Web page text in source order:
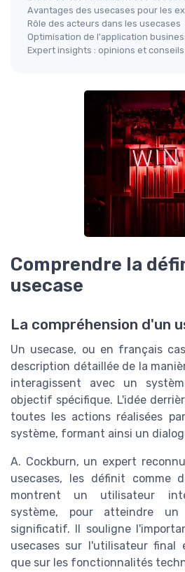
Avantages des usecases pour les
Rôle des acteurs dans les usecases
Optimisation de l'application
Expert insights : opinions et
Comprendre la
usecase
La compréhension d'un
Un usecase, ou en français
description détaillée de la
interagissent avec un
objectif spécifique. L'idée
toutes les actions réalisées
système, formant ainsi un
A. Cockburn, un expert
usecases, les définit comme
montrent un utilisateur
système, pour atteindre
significatif. Il souligne
usecases sur l'utilisateur final
que sur les fonctionnalités